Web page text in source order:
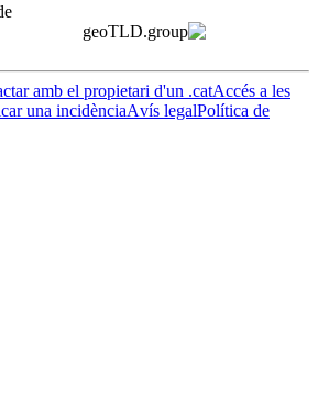
geoTLD.group
amb el propietari d'un .catAccés a les
una incidènciaAvís legalPolítica de